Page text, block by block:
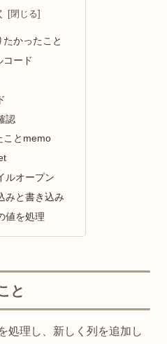
たかったこと
コード
認
ことmemo
ルオープン
みと書き込み
値を処理
と
処理し、新しく列を追加し